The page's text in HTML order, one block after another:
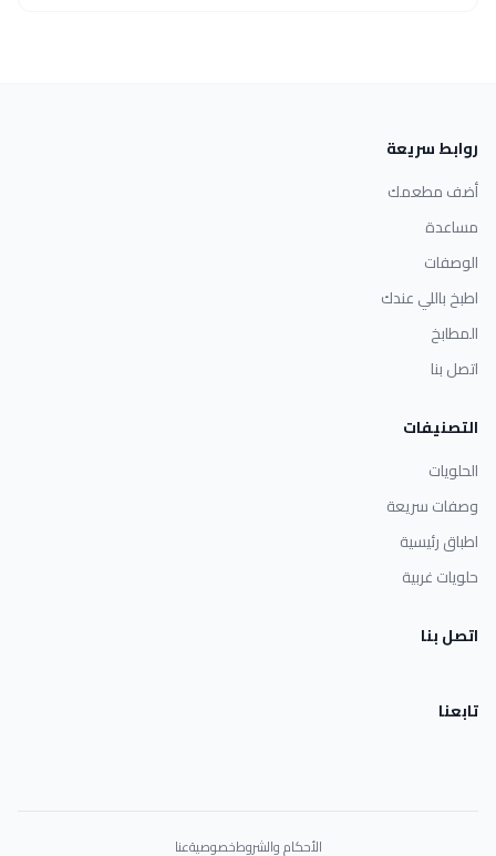
روابط سريعة
أضف مطعمك
مساعدة
الوصفات
اطبخ باللي عندك
المطابخ
اتصل بنا
التصنيفات
الحلويات
وصفات سريعة
اطباق رئيسية
حلويات غربية
اتصل بنا
تابعنا
الأحكام والشروطخصوصيةعنا